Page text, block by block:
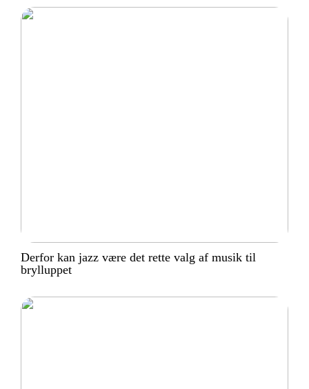
Derfor kan jazz være det rette valg af musik til
brylluppet